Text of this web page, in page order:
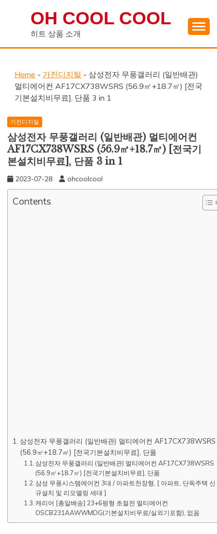
OH COOL COOL
히트 상품 소개
Home - 가전디지털 - 삼성전자 무풍갤러리 (일반배관)
멀티에어컨 AF17CX738WSRS (56.9㎡+18.7㎡) [전국
기본설치비무료], 단품 3 in 1
가전디지털
삼성전자 무풍갤러리 (일반배관) 멀티에어컨
AF17CX738WSRS (56.9㎡+18.7㎡) [전국기
본설치비무료], 단품 3 in 1
2023-07-28 ohcoolcool
Contents
삼성전자 무풍갤러리 (일반배관) 멀티에어컨 AF17CX738WSRS
(56.9㎡+18.7㎡) [전국기본설치비무료], 단품
삼성전자 무풍갤러리 (일반배관) 멀티에어컨 AF17CX738WSRS
(56.9㎡+18.7㎡) [전국기본설치비무료], 단품
삼성 무풍시스템에어컨 3대 / 아파트천장형, [ 아파트, 단독주택 신
규설치 및 리모델링 세대 ]
캐리어 [총알배송] 23+6평형 초절전 멀티에어컨
OSCB231AAWWMDG(기본설치비무료/실외기포함), 없음